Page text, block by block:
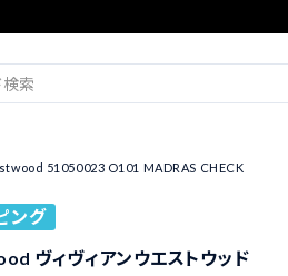
51050023 O101 MADRAS CHECK
ング
ヴィヴィアンウエストウッド